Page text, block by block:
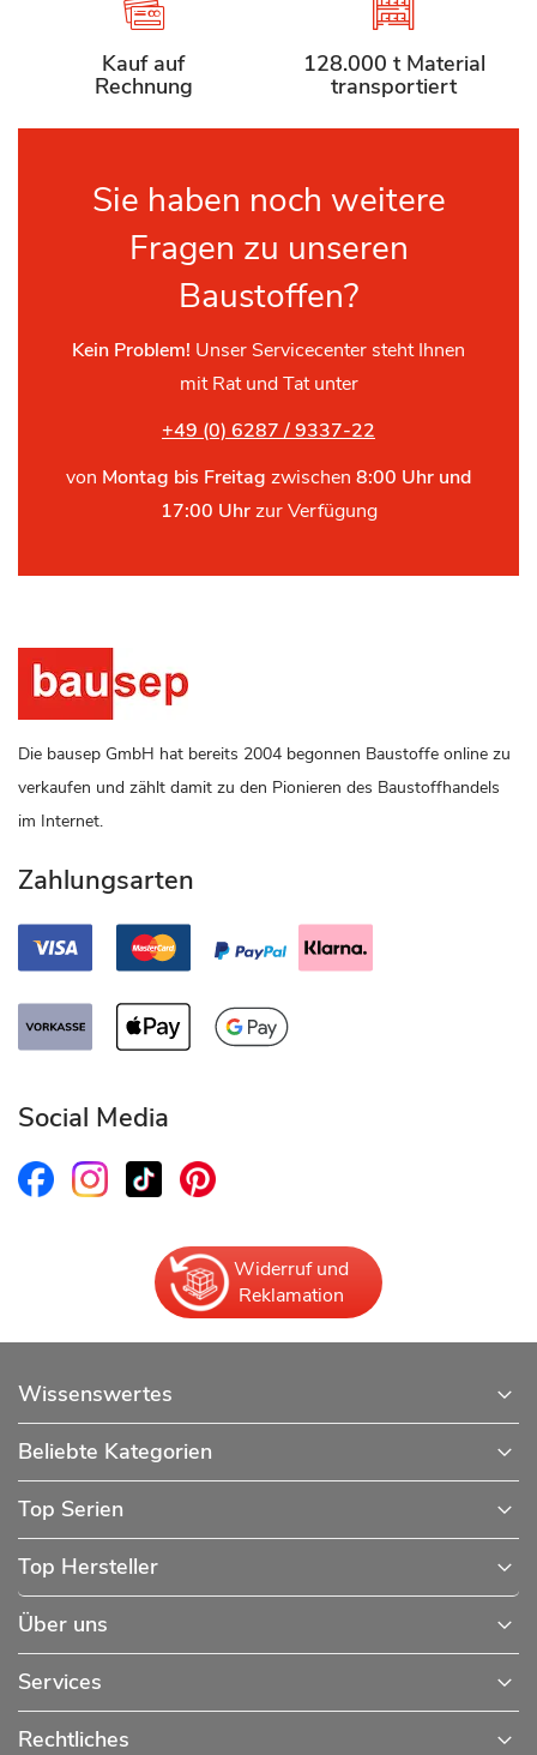
Kauf auf
Rechnung
128.000 t Material
transportiert
Sie haben noch weitere
Fragen zu unseren
Baustoffen?
Kein Problem! Unser Servicecenter steht Ihnen
mit Rat und Tat unter
+49 (0) 6287 / 9337-22
von Montag bis Freitag zwischen 8:00 Uhr und
17:00 Uhrzur Verfügung
Die bausep GmbH hat bereits 2004 begonnen Baustoffe online zu
verkaufen und zählt damit zu den Pionieren des Baustoffhandels
im Internet.
Zahlungsarten
Social Media
Widerruf und
Reklamation
Wissenswertes
Beliebte Kategorien
Top Serien
Top Hersteller
Über uns
Services
Rechtliches